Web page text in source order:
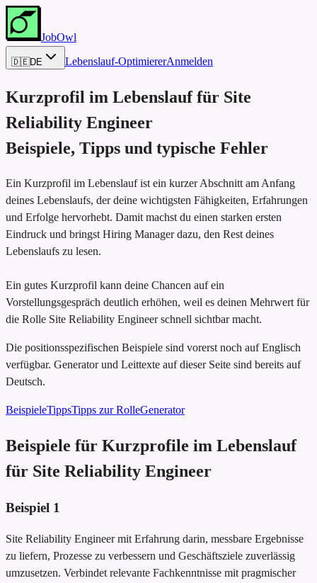
JobOwl
🇩🇪DE Lebenslauf-OptimiererAnmelden
Kurzprofil im Lebenslauf für Site
Reliability Engineer
Beispiele, Tipps und typische Fehler
Ein Kurzprofil im Lebenslauf ist ein kurzer Abschnitt am Anfang
deines Lebenslaufs, der deine wichtigsten Fähigkeiten, Erfahrungen
und Erfolge hervorhebt. Damit machst du einen starken ersten
Eindruck und bringst Hiring Manager dazu, den Rest deines
Lebenslaufs zu lesen.
Ein gutes Kurzprofil kann deine Chancen auf ein
Vorstellungsgespräch deutlich erhöhen, weil es deinen Mehrwert für
die Rolle Site Reliability Engineer schnell sichtbar macht.
Die positionsspezifischen Beispiele sind vorerst noch auf Englisch
verfügbar. Generator und Leittexte auf dieser Seite sind bereits auf
Deutsch.
BeispieleTippsTipps zur RolleGenerator
Beispiele für Kurzprofile im Lebenslauf
für Site Reliability Engineer
Beispiel 1
Site Reliability Engineer mit Erfahrung darin, messbare Ergebnisse
zu liefern, Prozesse zu verbessern und Geschäftsziele zuverlässig
umzusetzen. Verbindet relevante Fachkenntnisse mit pragmischer